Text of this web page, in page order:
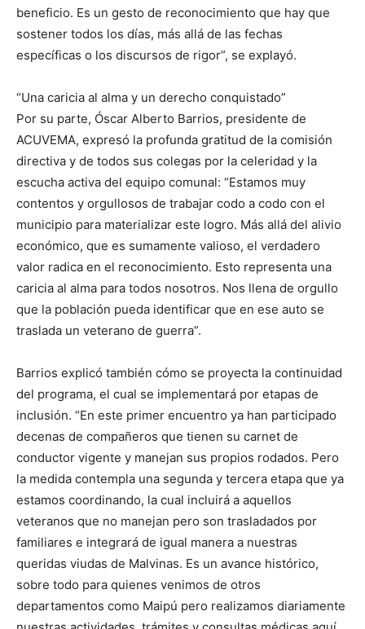
beneficio. Es un gesto de reconocimiento que hay que
sostener todos los días, más allá de las fechas
específicas o los discursos de rigor”, se explayó.
“Una caricia al alma y un derecho conquistado”
Por su parte, Óscar Alberto Barrios, presidente de
ACUVEMA, expresó la profunda gratitud de la comisión
directiva y de todos sus colegas por la celeridad y la
escucha activa del equipo comunal: “Estamos muy
contentos y orgullosos de trabajar codo a codo con el
municipio para materializar este logro. Más allá del alivio
económico, que es sumamente valioso, el verdadero
valor radica en el reconocimiento. Esto representa una
caricia al alma para todos nosotros. Nos llena de orgullo
que la población pueda identificar que en ese auto se
traslada un veterano de guerra”.
Barrios explicó también cómo se proyecta la continuidad
del programa, el cual se implementará por etapas de
inclusión. “En este primer encuentro ya han participado
decenas de compañeros que tienen su carnet de
conductor vigente y manejan sus propios rodados. Pero
la medida contempla una segunda y tercera etapa que ya
estamos coordinando, la cual incluirá a aquellos
veteranos que no manejan pero son trasladados por
familiares e integrará de igual manera a nuestras
queridas viudas de Malvinas. Es un avance histórico,
sobre todo para quienes venimos de otros
departamentos como Maipú pero realizamos diariamente